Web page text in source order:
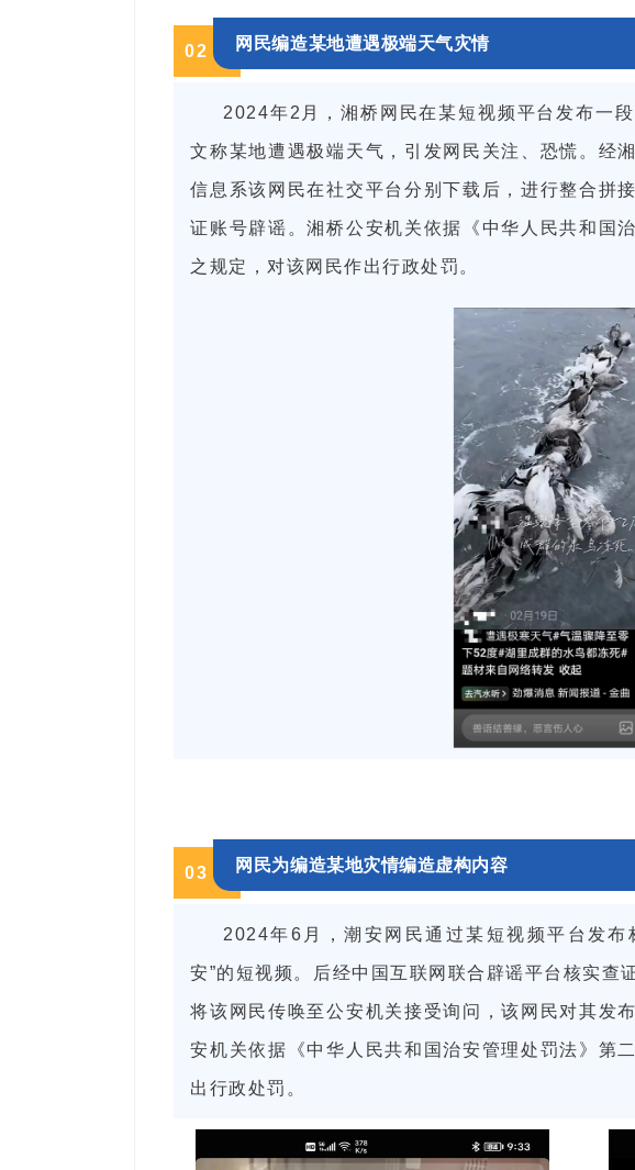
02 网民编造某地遭遇极端天气灾情
2024年2月，湘桥网民在某短视频平台发布一
文称某地遭遇极端天气，引发网民关注、恐慌。经
信息系该网民在社交平台分别下载后，进行整合拼
证账号辟谣。湘桥公安机关依据《中华人民共和国
之规定，对该网民作出行政处罚。
03 网民为编造某地灾情编造虚构内容
2024年6月，潮安网民通过某短视频平台发
安”的短视频。后经中国互联网联合辟谣平台核实查
将该网民传唤至公安机关接受询问，该网民对其发
安机关依据《中华人民共和国治安管理处罚法》第
出行政处罚。